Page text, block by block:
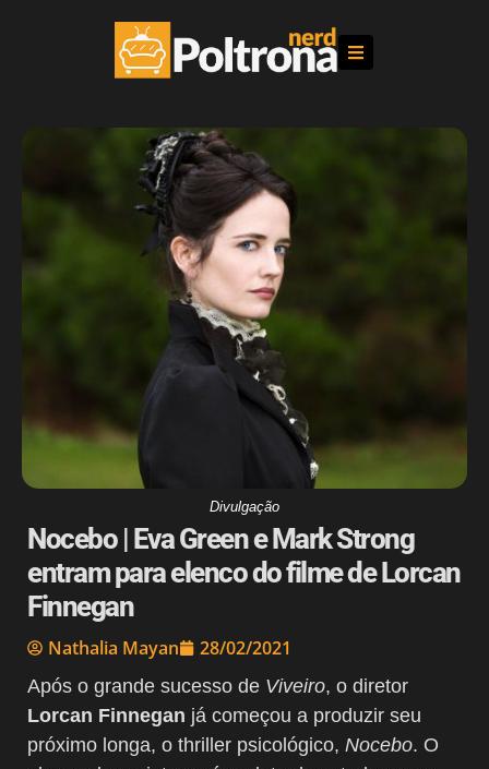
Divulgação
Nocebo | Eva Green e Mark Strong
entram para elenco do filme de Lorcan
Finnegan
Nathalia Mayan 28/02/2021
Após o grande sucesso de Viveiro, o diretor
Lorcan Finnegan já começou a produzir seu
próximo longa, o thriller psicológico, Nocebo. O